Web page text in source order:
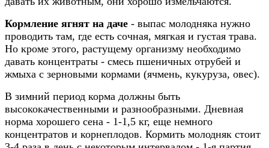
Кормление ягнят на даче - выпас молодняка нужно
проводить там, где есть сочная, мягкая и густая трава.
Но кроме этого, растущему организму необходимо
давать концентраты - смесь пшеничных отрубей и
жмыха с зерновыми кормами (ячмень, кукуруза, овес).
В зимний период корма должны быть
высококачественными и разнообразными. Дневная
норма хорошего сена - 1-1,5 кг, еще немного
концентратов и корнеплодов. Кормить молодняк стоит